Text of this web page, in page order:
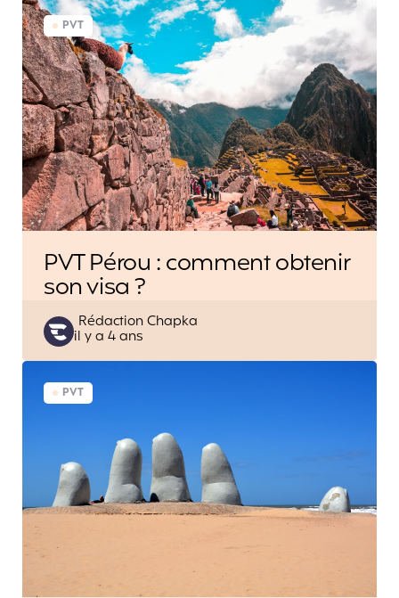
PVT
PVT Pérou : comment obtenir
son visa ?
Posted
by
Rédaction Chapka
il y a 4 ans
PVT